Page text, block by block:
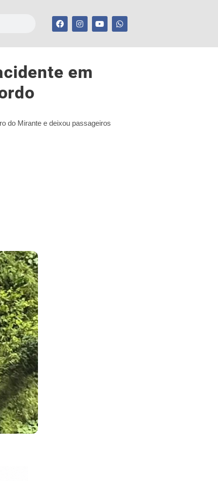
em
do Mirante e deixou passageiros